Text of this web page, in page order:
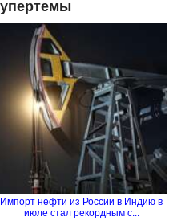
Импорт нефти из России в Индию в
июле стал рекордным с...